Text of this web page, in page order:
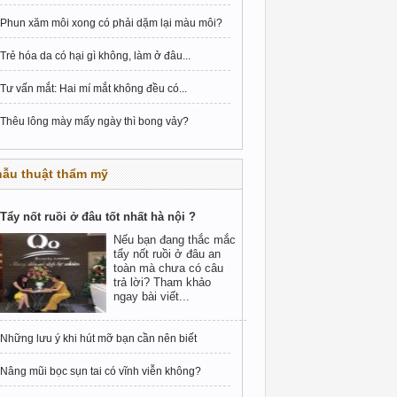
Phun xăm môi xong có phải dặm lại màu môi?
Trẻ hóa da có hại gì không, làm ở đâu...
Tư vấn mắt: Hai mí mắt không đều có...
Thêu lông mày mấy ngày thì bong vảy?
thuật thẩm mỹ
Tẩy nốt ruồi ở đâu tốt nhất hà nội ?
Nếu bạn đang thắc mắc
tẩy nốt ruồi ở đâu an
toàn mà chưa có câu
trả lời? Tham khảo
ngay bài viết...
Những lưu ý khi hút mỡ bạn cần nên biết
Nâng mũi bọc sụn tai có vĩnh viễn không?